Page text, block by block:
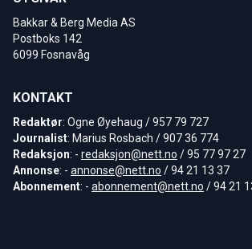
Bakkar & Berg Media AS
Postboks 142
6099 Fosnavåg
KONTAKT
Redaktør: Ogne Øyehaug / 957 79 727
Journalist: Marius Rosbach / 907 36 774
Redaksjon: - redaksjon@nett.no / 95 77 97 27
Annonse: - annonse@nett.no / 94 21 13 37
Abonnement: - abonnement@nett.no / 94 21